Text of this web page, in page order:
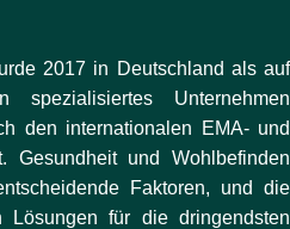
2017 in Deutschland als auf
spezialisiertes Unternehmen
den internationalen EMA- und
Gesundheit und Wohlbefinden
Faktoren, und die
Lösungen für die dringendsten